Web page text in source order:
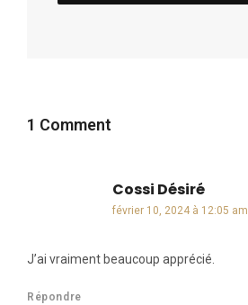
1 Comment
Cossi Désirédit :
février 10, 2024 à 12:05 am
J’ai vraiment beaucoup apprécié.
Répondre